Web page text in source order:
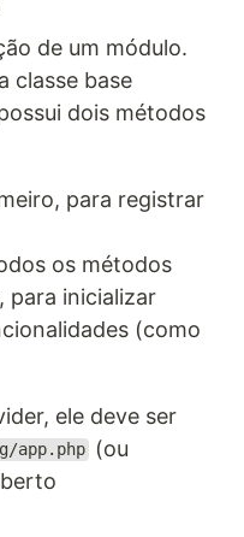
de um módulo.
classe base
dois métodos
para registrar
os métodos
para inicializar
(como
ele deve ser
app.php
(ou